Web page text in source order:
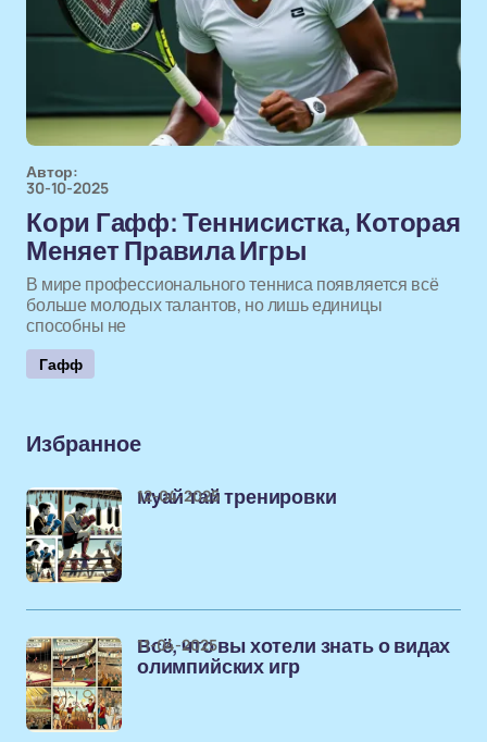
Автор:
30-10-2025
Кори Гафф: Теннисистка, Которая
Меняет Правила Игры
В мире профессионального тенниса появляется всё
больше молодых талантов, но лишь единицы
способны не
Гафф
Избранное
муай тай тренировки
12-04-2025
Всё, что вы хотели знать о видах
олимпийских игр
11-04-2025